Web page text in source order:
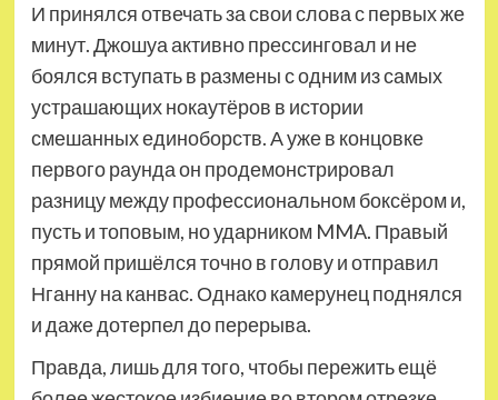
И принялся отвечать за свои слова с первых же
минут. Джошуа активно прессинговал и не
боялся вступать в размены с одним из самых
устрашающих нокаутёров в истории
смешанных единоборств. А уже в концовке
первого раунда он продемонстрировал
разницу между профессиональном боксёром и,
пусть и топовым, но ударником MMA. Правый
прямой пришёлся точно в голову и отправил
Нганну на канвас. Однако камерунец поднялся
и даже дотерпел до перерыва.
Правда, лишь для того, чтобы пережить ещё